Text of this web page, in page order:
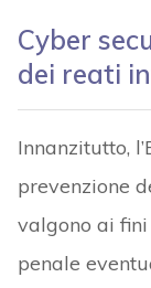
Cyber
dei reati
Innanzitutto,
prevenzione
valgono ai fini
penale